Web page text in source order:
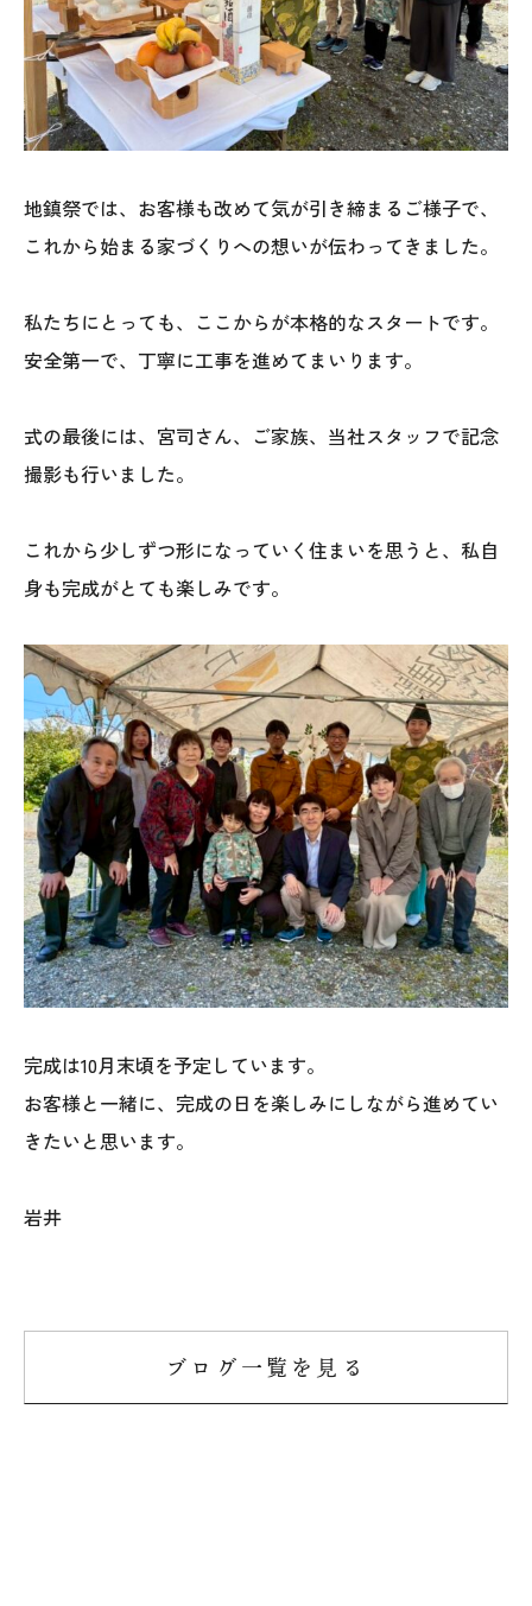
025-530-6711 (上越店)
0120-696-711 (フリーダイヤル)
地鎮祭では、お客様も改めて気が引き締まるご様子で、
これから始まる家づくりへの想いが伝わってきました。
私たちにとっても、ここからが本格的なスタートです。
安全第一で、丁寧に工事を進めてまいります。
式の最後には、宮司さん、ご家族、当社スタッフで記念
撮影も行いました。
これから少しずつ形になっていく住まいを思うと、私自
身も完成がとても楽しみです。
完成は10月末頃を予定しています。
お客様と一緒に、完成の日を楽しみにしながら進めてい
きたいと思います。
岩井
ブログ一覧を見る